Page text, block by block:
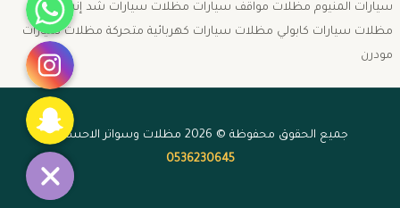
سيارات المنيوم مظلات مواقف سيارات مظلات سيارات شد إنشائي
مظلات سيارات كابولي مظلات سيارات كهربائية متحركة مظلات سيارات
مودرن
جميع الحقوق محفوظة © 2026 مظلات وسواتر الاحساء -
0536230645
انستقرام
سناب شات